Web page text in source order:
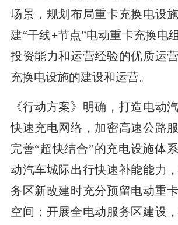
场景，规划布局重卡充换电设
建“干线+节点”电动重卡充换电
投资能力和运营经验的优质运
充换电设施的建设和运营。
《行动方案》明确，打造电动
快速充电网络，加密高速公路
完善“超快结合”的充电设施体
动汽车城际出行快速补能能力
务区新改建时充分预留电动重
空间；开展全电动服务区建设